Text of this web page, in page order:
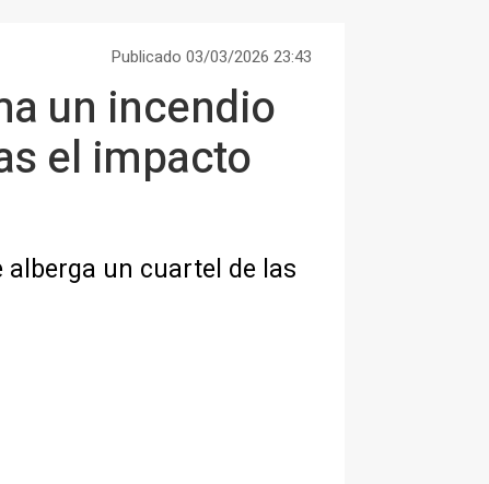
Publicado 03/03/2026 23:43
un incendio
el impacto
un cuartel de las